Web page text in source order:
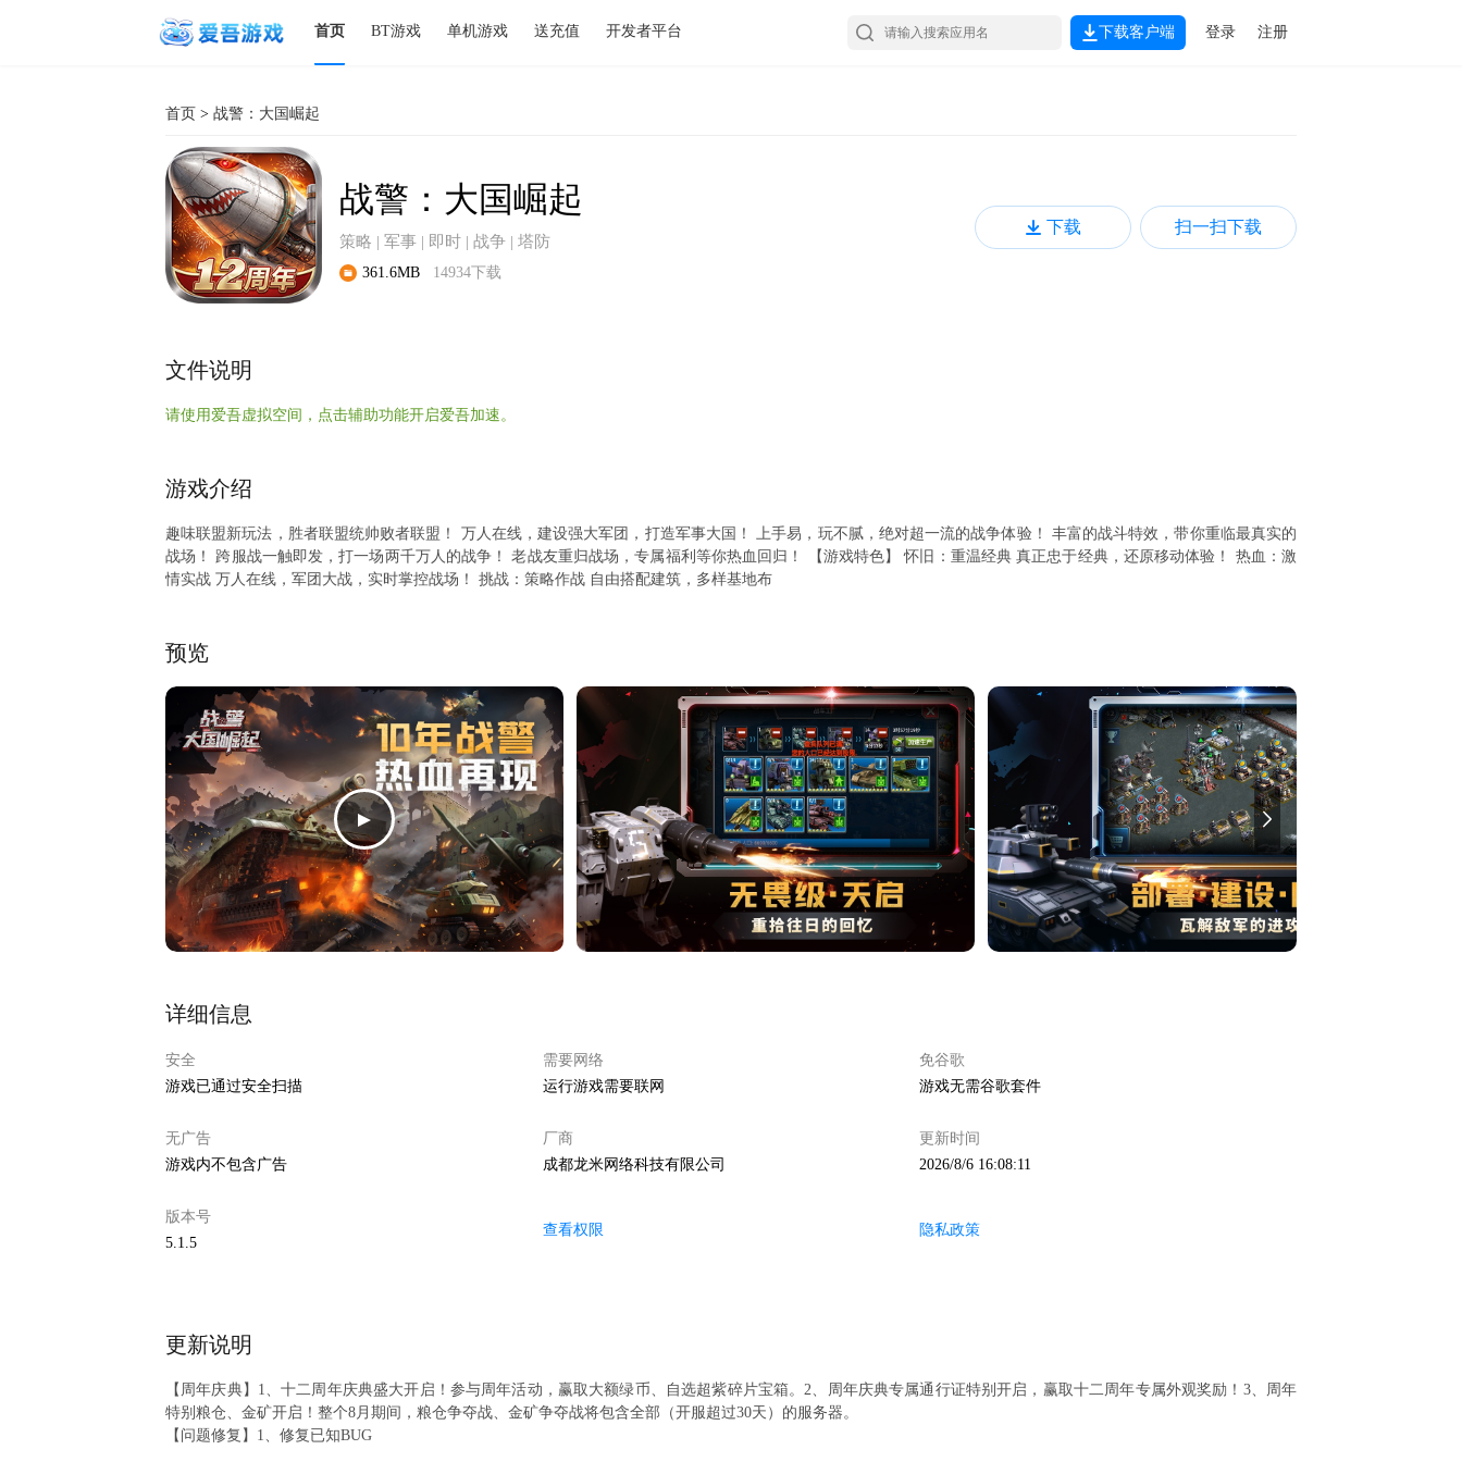
首页 BT游戏 单机游戏 送充值 开发者平台 下载客户端 登录 注册
首页 > 战警：大国崛起
战警：大国崛起
策略 | 军事 | 即时 | 战争 | 塔防
361.6MB 14934下载
下载 扫一扫下载
文件说明
请使用爱吾虚拟空间，点击辅助功能开启爱吾加速。
游戏介绍
趣味联盟新玩法，胜者联盟统帅败者联盟！ 万人在线，建设强大军团，打造军事大国！ 上手易，玩不腻，绝对超一流的战争体验！ 丰富的战斗特效，带你重临最真实的
战场！ 跨服战一触即发，打一场两千万人的战争！ 老战友重归战场，专属福利等你热血回归！ 【游戏特色】 怀旧：重温经典 真正忠于经典，还原移动体验！ 热血：激
情实战 万人在线，军团大战，实时掌控战场！ 挑战：策略作战 自由搭配建筑，多样基地布
预览
详细信息
安全
游戏已通过安全扫描
需要网络
运行游戏需要联网
免谷歌
游戏无需谷歌套件
无广告
游戏内不包含广告
厂商
成都龙米网络科技有限公司
更新时间
2026/8/6 16:08:11
版本号
5.1.5
查看权限 隐私政策
更新说明
【周年庆典】1、十二周年庆典盛大开启！参与周年活动，赢取大额绿币、自选超紫碎片宝箱。2、周年庆典专属通行证特别开启，赢取十二周年专属外观奖励！3、周年
特别粮仓、金矿开启！整个8月期间，粮仓争夺战、金矿争夺战将包含全部（开服超过30天）的服务器。
【问题修复】1、修复已知BUG